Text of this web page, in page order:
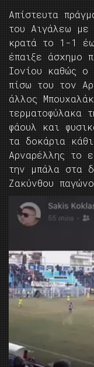
Απίστευτα
του Αιγάλεω με
κρατά το 1-1
έπαιξε άσχημο
Ιονίου καθώς ο
πίσω του τον
άλλος
τερματοφύλακα
φάουλ και
τα δοκάρια
Αρναρέλλης το
την μπάλα στα
Ζακύνθου